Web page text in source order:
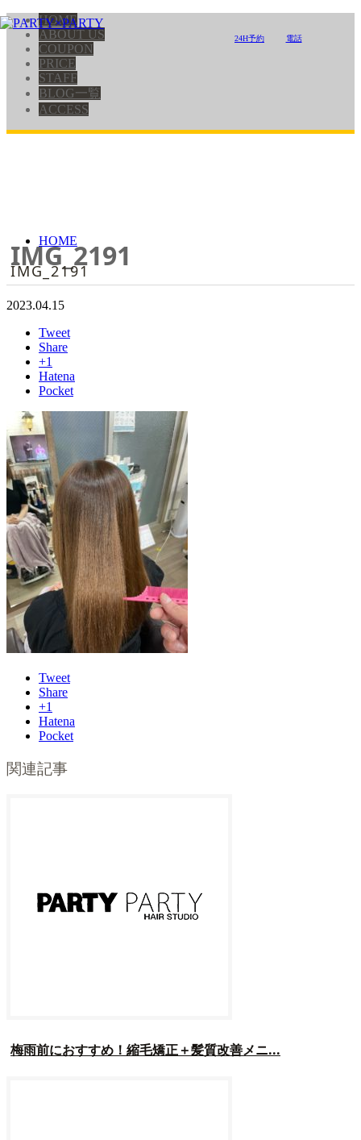
24H予約 電話
HOME
ABOUT US
COUPON
PRICE
STAFF
BLOG一覧
ACCESS
IMG_2191
HOME
IMG_2191
2023.04.15
Tweet
Share
+1
Hatena
Pocket
Tweet
Share
+1
Hatena
Pocket
関連記事
梅雨前におすすめ！縮毛矯正＋髪質改善メニ...